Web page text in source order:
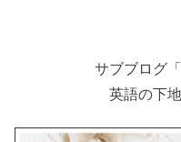
サブブログ
英語の下